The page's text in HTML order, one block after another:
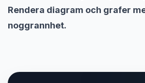
Rendera diagram och grafer
noggrannhet.